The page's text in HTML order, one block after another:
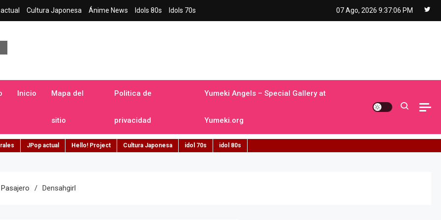
Cultura Japonesa Ánime News Idols 80s Idols 70s 07 Ago, 2026 9:37:07 PM
Inicio Mapa del
sitio
Politica de
privacidad
Yumeki Angels – Special Gallery at
Yumeki.org
JPop actual Hello! Project Cultura Japonesa idol 70s idol 80s
Densahgirl